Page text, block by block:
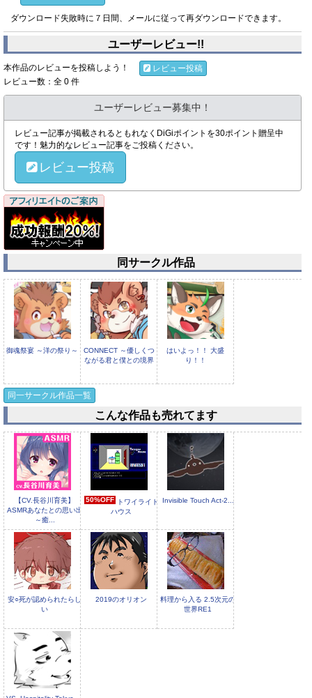
ダウンロード失敗時に７日間、メールに従って再ダウンロードできます。
ユーザーレビュー!!
本作品のレビューを投稿しよう！
レビュー投稿
レビュー数：全 0 件
ユーザーレビュー募集中！
レビュー記事が掲載されるともれなくDiGiポイントを30ポイント贈呈中
です！魅力的なレビュー記事をご投稿ください。
レビュー投稿
同サークル作品
御魂祭宴 ～洋の祭り～
CONNECT ～優しくつ
ながる君と僕との境界
はいよっ！！ 大盛
り！！
負けて魂るか！！
タバコが吸えない年齢
になりました ～俺がシ
ョタで何が悪いって
同一サークル作品一覧
こんな作品も売れてます
【CV.長谷川育美】
ASMRあなたとの思い出
～癒...
50%OFF
トワイライト
ハウス
Invisible Touch Act-2...
安○死が認められたらし
い
2019のオリオン
料理から入る 2.5次元の
世界RE1